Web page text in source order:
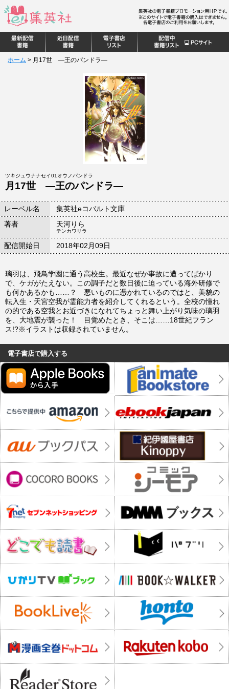
ホーム > 月17世 ―王のパンドラ―
ツキジュウナナセイ01オウノパンドラ
月17世 ―王のパンドラ―
レーベル名
集英社eコバルト文庫
著者
天河りら
テンカワリラ
配信開始日 2018年02月09日
璃羽は、飛鳥学園に通う高校生。最近なぜか事故に遭ってばかり
で、ケガがたえない。この調子だと数日後に迫っている海外研修で
も何かあるかも……？ 悪いものに憑かれているのではと、美貌の
転入生・天宮空我が霊能力者を紹介してくれるという。全校の憧れ
の的である空我とお近づきになれてちょっと舞い上がり気味の璃羽
を、大地震が襲った！ 目覚めたとき、そこは……18世紀フラン
ス!?※イラストは収録されていません。
電子書店で購入する